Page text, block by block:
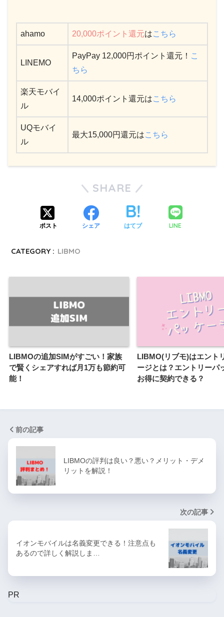
ahamo 20,000ポイント還元はこちら
LINEMO
PayPay 12,000円ポイント還元！ こ
ちら
楽天モバイ
ル
14,000ポイント還元はこちら
UQモバイ
ル
最大15,000円還元はこちら
SHARE
ポスト シェア はてブ LINE
CATEGORY : LIBMO
LIBMOの追加SIMがすごい！家族
で賢くシェアすれば月1万も節約可
能！
LIBMO(リブモ)はエント
ージとは？エントリーパ
お得に契約できる？
前の記事
LIBMOの評判は良い？悪い？メリット・デメ
リットを解説！
次の記事
イオンモバイルは名義変更できる！注意点も
あるので詳しく解説しま…
PR